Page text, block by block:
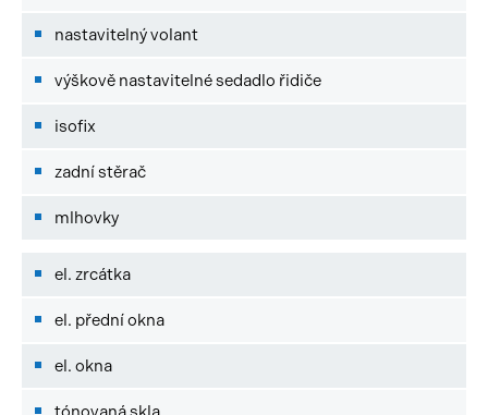
nastavitelný volant
výškově nastavitelné sedadlo řidiče
isofix
zadní stěrač
mlhovky
el. zrcátka
el. přední okna
el. okna